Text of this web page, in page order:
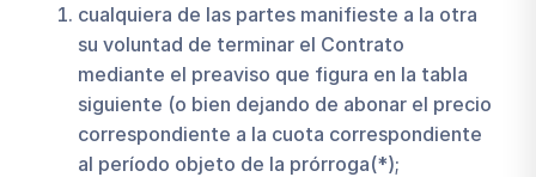
cualquiera de las partes manifieste a la otra
su voluntad de terminar el Contrato
mediante el preaviso que figura en la tabla
siguiente (o bien dejando de abonar el precio
correspondiente a la cuota correspondiente
al período objeto de la prórroga(*);